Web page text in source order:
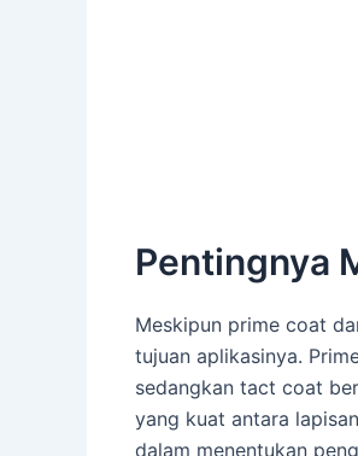
Pentingnya
Meskipun prime coat
tujuan aplikasinya.
sedangkan tact coat
yang kuat antara
dalam menentukan